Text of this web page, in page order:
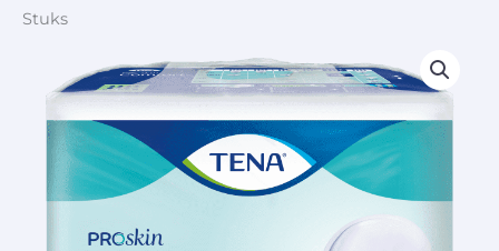
Stuks